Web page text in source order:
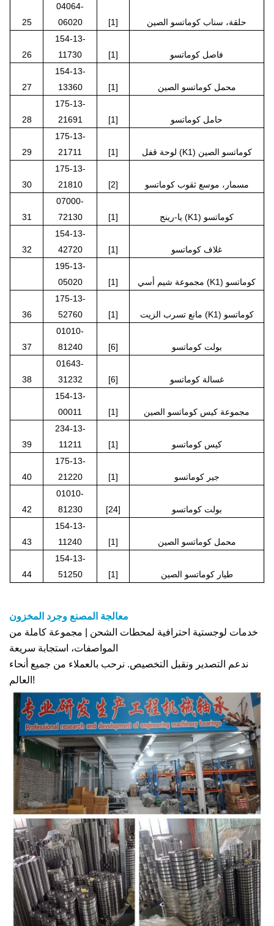
25
04064-
06020
[1] حلقة، سناب كوماتسو الصين
26
154-13-
11730
[1] فاصل كوماتسو
27
154-13-
13360
[1] محمل كوماتسو الصين
28
175-13-
21691
[1] حامل كوماتسو
29
175-13-
21711
[1] لوحة قفل (K1) كوماتسو الصين
30
175-13-
21810
[2] مسمار، موسع ثقوب كوماتسو
31
07000-
72130
[1] يا-رينج (K1) كوماتسو
32
154-13-
42720
[1]
غلاف كوماتسو
195-13-
05020
[1] مجموعة شيم أسي (K1) كوماتسو
36
175-13-
52760
[1] مانع تسرب الزيت (K1) كوماتسو
37
01010-
81240
[6] بولت كوماتسو
38
01643-
31232
[6]
غسالة كوماتسو
154-13-
00011
[1] مجموعة كيس كوماتسو الصين
39
234-13-
11211
[1] كيس كوماتسو
40
175-13-
21220
[1] جير كوماتسو
42
01010-
81230
[24] بولت كوماتسو
43
154-13-
11240
[1] محمل كوماتسو الصين
44
154-13-
51250
[1] طيار كوماتسو الصين
معالجة المصنع وجرد المخزون
خدمات لوجستية احترافية لمحطات الشحن | مجموعة كاملة من
المواصفات، استجابة سريعة
ندعم التصدير ونقبل التخصيص. نرحب بالعملاء من جميع أنحاء
العالم!